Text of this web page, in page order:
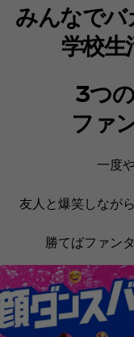
みんなでバ
学校生
3つ
ファ
一度
友人と爆笑しなが
勝てばファン